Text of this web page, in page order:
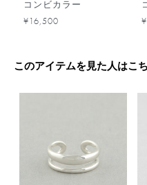
コンビカラー
¥16,500
このアイテムを見た人はこ